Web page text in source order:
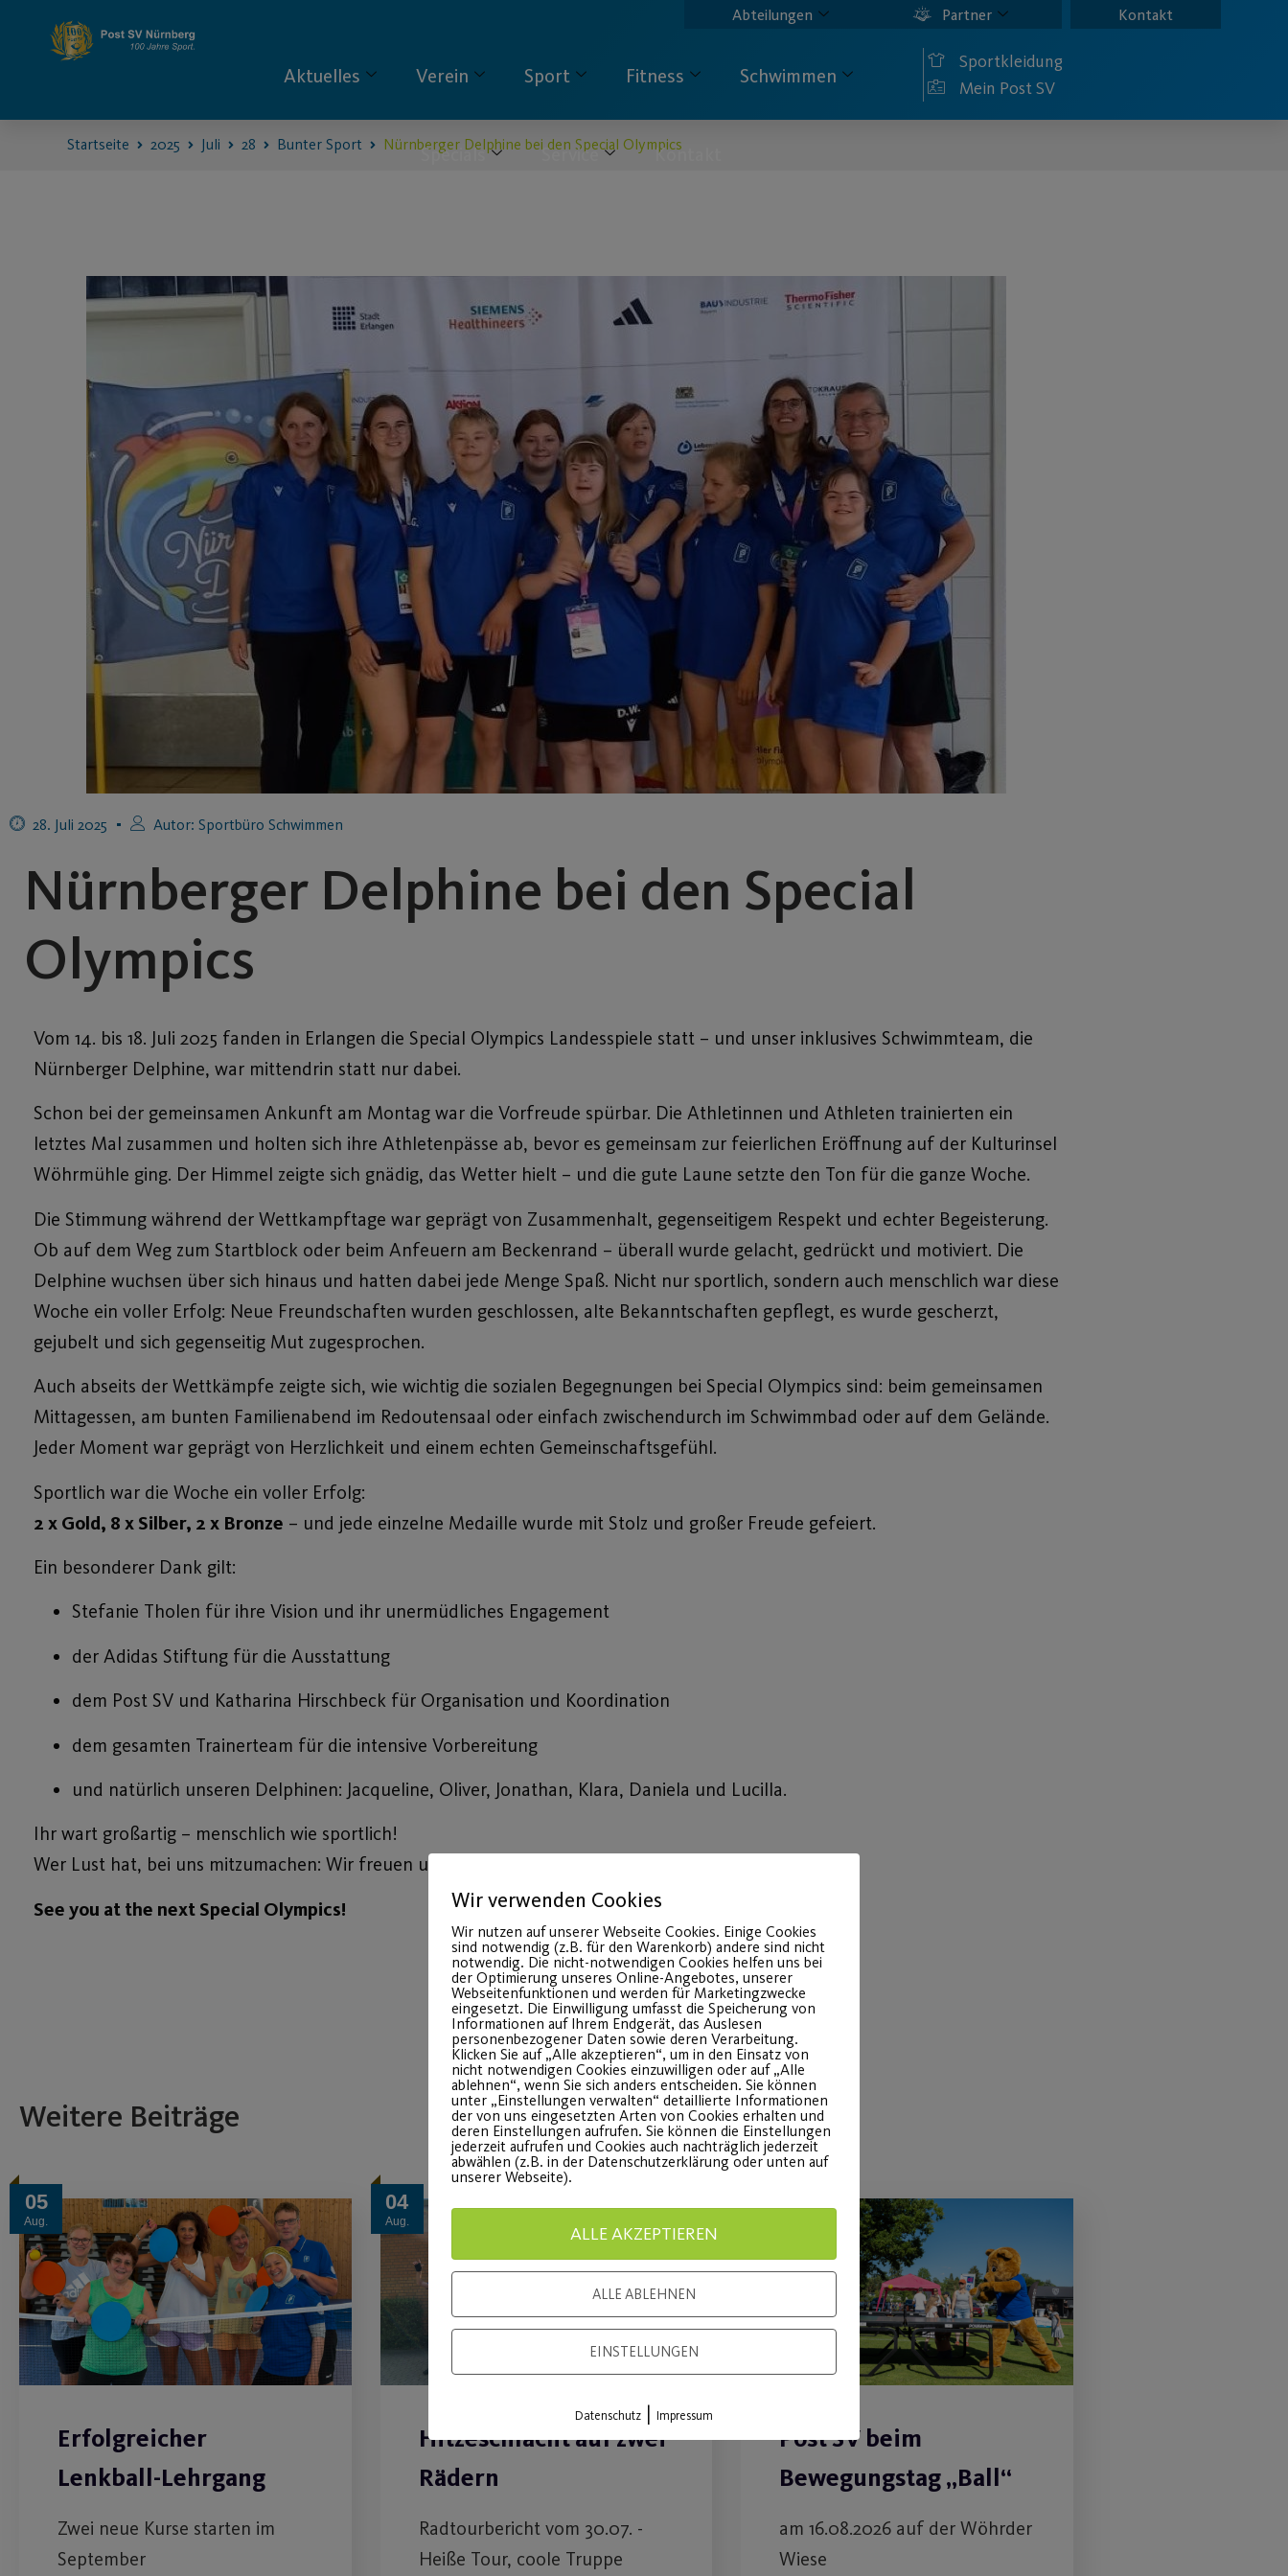
Abteilungen Partner Kontakt
Aktuelles Verein Sport Fitness Schwimmen
Specials Service Kontakt
Sportkleidung
Mein Post SV
Startseite 2025 Juli 28 Bunter Sport Nürnberger Delphine bei den Special Olympics
28. Juli 2025 Autor: Sportbüro Schwimmen
Nürnberger Delphine bei den Special
Olympics
Vom 14. bis 18. Juli 2025 fanden in Erlangen die Special Olympics Landesspiele statt – und unser inklusives Schwimmteam, die
Nürnberger Delphine, war mittendrin statt nur dabei.
Schon bei der gemeinsamen Ankunft am Montag war die Vorfreude spürbar. Die Athletinnen und Athleten trainierten ein
letztes Mal zusammen und holten sich ihre Athletenpässe ab, bevor es gemeinsam zur feierlichen Eröffnung auf der Kulturinsel
Wöhrmühle ging. Der Himmel zeigte sich gnädig, das Wetter hielt – und die gute Laune setzte den Ton für die ganze Woche.
Die Stimmung während der Wettkampftage war geprägt von Zusammenhalt, gegenseitigem Respekt und echter Begeisterung.
Ob auf dem Weg zum Startblock oder beim Anfeuern am Beckenrand – überall wurde gelacht, gedrückt und motiviert. Die
Delphine wuchsen über sich hinaus und hatten dabei jede Menge Spaß. Nicht nur sportlich, sondern auch menschlich war diese
Woche ein voller Erfolg: Neue Freundschaften wurden geschlossen, alte Bekanntschaften gepflegt, es wurde gescherzt,
gejubelt und sich gegenseitig Mut zugesprochen.
Auch abseits der Wettkämpfe zeigte sich, wie wichtig die sozialen Begegnungen bei Special Olympics sind: beim gemeinsamen
Mittagessen, am bunten Familienabend im Redoutensaal oder einfach zwischendurch im Schwimmbad oder auf dem Gelände.
Jeder Moment war geprägt von Herzlichkeit und einem echten Gemeinschaftsgefühl.
Sportlich war die Woche ein voller Erfolg:
2 x Gold, 8 x Silber, 2 x Bronze – und jede einzelne Medaille wurde mit Stolz und großer Freude gefeiert.
Ein besonderer Dank gilt:
Stefanie Tholen für ihre Vision und ihr unermüdliches Engagement
der Adidas Stiftung für die Ausstattung
dem Post SV und Katharina Hirschbeck für Organisation und Koordination
dem gesamten Trainerteam für die intensive Vorbereitung
und natürlich unseren Delphinen: Jacqueline, Oliver, Jonathan, Klara, Daniela und Lucilla.
Ihr wart großartig – menschlich wie sportlich!
Wer Lust hat, bei uns mitzumachen: Wir freuen uns immer über neue Gesichter im Team.
See you at the next Special Olympics!
Weitere Beiträge
05
Aug.
Erfolgreicher
Lenkball-Lehrgang
Zwei neue Kurse starten im
September
04
Aug.
Hitzeschlacht auf zwei
Rädern
Radtourbericht vom 30.07. -
Heiße Tour, coole Truppe
30
Post SV beim
Bewegungstag „Ball“
am 16.08.2026 auf der Wöhrder
Wiese
Wir verwenden Cookies
Wir nutzen auf unserer Webseite Cookies. Einige Cookies
sind notwendig (z.B. für den Warenkorb) andere sind nicht
notwendig. Die nicht-notwendigen Cookies helfen uns bei
der Optimierung unseres Online-Angebotes, unserer
Webseitenfunktionen und werden für Marketingzwecke
eingesetzt. Die Einwilligung umfasst die Speicherung von
Informationen auf Ihrem Endgerät, das Auslesen
personenbezogener Daten sowie deren Verarbeitung.
Klicken Sie auf „Alle akzeptieren“, um in den Einsatz von
nicht notwendigen Cookies einzuwilligen oder auf „Alle
ablehnen“, wenn Sie sich anders entscheiden. Sie können
unter „Einstellungen verwalten“ detaillierte Informationen
der von uns eingesetzten Arten von Cookies erhalten und
deren Einstellungen aufrufen. Sie können die Einstellungen
jederzeit aufrufen und Cookies auch nachträglich jederzeit
abwählen (z.B. in der Datenschutzerklärung oder unten auf
unserer Webseite).
ALLE AKZEPTIEREN
ALLE ABLEHNEN
EINSTELLUNGEN
Datenschutz | Impressum